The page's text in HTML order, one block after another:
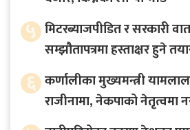
५ मिटरब्याजपीडित र सरकारी
सम्झौतापत्रमा हस्ताक्षर हुने
६ कर्णालीका मुख्यमन्त्री
राजीनामा, नेकपाको नेतृत्वमा